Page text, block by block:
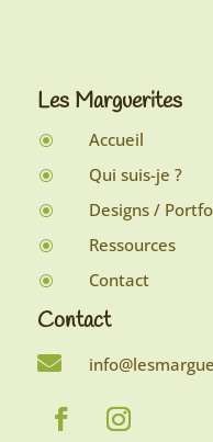
Les Marguerites
\ Accueil
\ Qui suis-je ?
\ Designs /
\ Ressources
\ Contact
Contact
